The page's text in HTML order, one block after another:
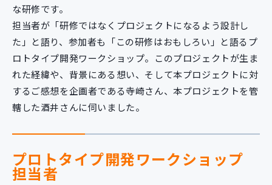
な研修です。
担当者が「研修ではなくプロジェクトになるよう設計し
た」と語り、参加者も「この研修はおもしろい」と語るプ
ロトタイプ開発ワークショップ。このプロジェクトが生ま
れた経緯や、背景にある想い、そして本プロジェクトに対
するご感想を企画者である寺崎さん、本プロジェクトを管
轄した酒井さんに伺いました。
プロトタイプ開発ワークショップ
担当者